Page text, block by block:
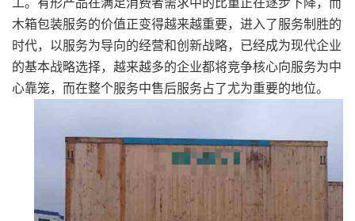
工。有形产品在满足消费者需求中的比重正在逐步下降，而
木箱包装服务的价值正变得越来越重要，进入了服务制胜的
时代，以服务为导向的经营和创新战略，已经成为现代企业
的基本战略选择，越来越多的企业都将竞争核心向服务为中
心靠笼，而在整个服务中售后服务占了尤为重要的地位。